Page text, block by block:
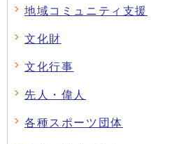
地域コミュニティ支援
文化財
文化行事
先人・偉人
各種スポーツ団体